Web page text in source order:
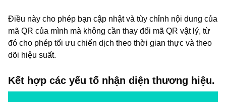
Điều này cho phép bạn cập nhật và tùy chỉnh nội dung của
mã QR của mình mà không cần thay đổi mã QR vật lý, từ
đó cho phép tối ưu chiến dịch theo thời gian thực và theo
dõi hiệu suất.
Kết hợp các yếu tố nhận diện thương hiệu.